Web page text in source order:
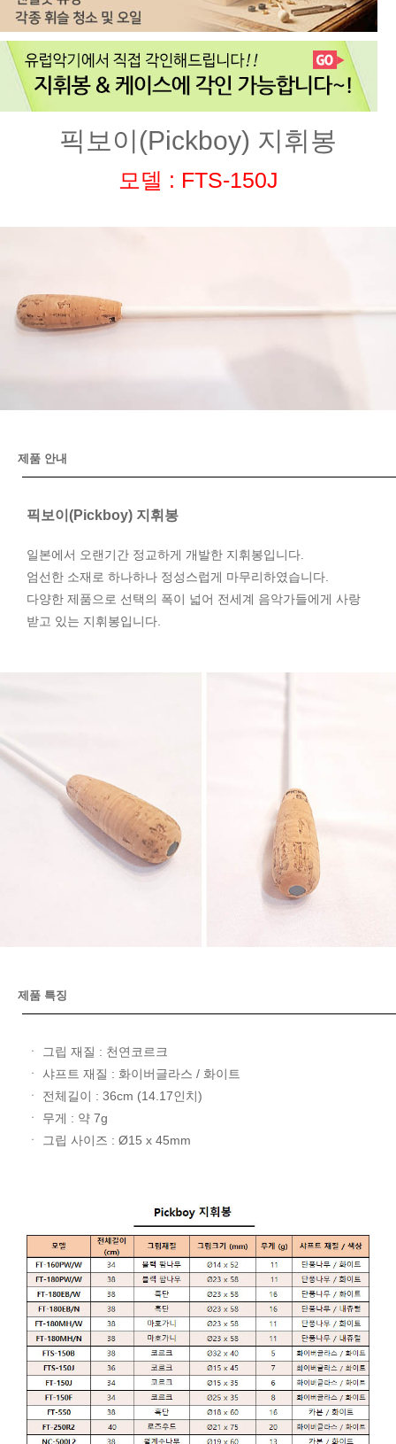
픽보이(Pickboy) 지휘봉
모델 : FTS-150J
제품 안내
픽보이(Pickboy) 지휘봉
일본에서 오랜기간 정교하게 개발한 지휘봉입니다.
엄선한 소재로 하나하나 정성스럽게 마무리하였습니다.
다양한 제품으로 선택의 폭이 넓어 전세계 음악가들에게 사랑
받고 있는 지휘봉입니다.
제품 특징
ㆍ 그립 재질 : 천연코르크
ㆍ 샤프트 재질 : 화이버글라스 / 화이트
ㆍ 전체길이 : 36cm (14.17인치)
ㆍ 무게 : 약 7g
ㆍ 그립 사이즈 : Ø15 x 45mm